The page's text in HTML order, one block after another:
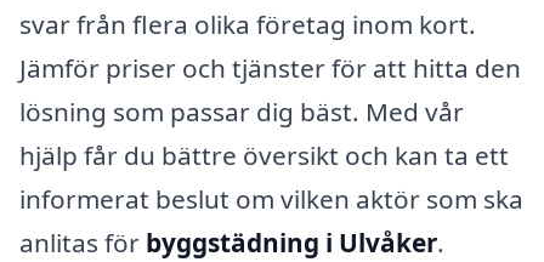
svar från flera olika företag inom kort.
Jämför priser och tjänster för att hitta den
lösning som passar dig bäst. Med vår
hjälp får du bättre översikt och kan ta ett
informerat beslut om vilken aktör som ska
anlitas för byggstädning i Ulvåker.